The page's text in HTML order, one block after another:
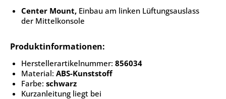
Center Mount, Einbau am linken Lüftungsauslass
der Mittelkonsole
Produktinformationen:
Herstellerartikelnummer: 856034
Material: ABS-Kunststoff
Farbe: schwarz
Kurzanleitung liegt bei